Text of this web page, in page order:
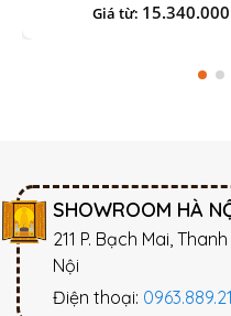
Giá từ: 15.340.000
SHOWROOM HÀ
211 P. Bạch Mai,
Nội
Điện thoại: